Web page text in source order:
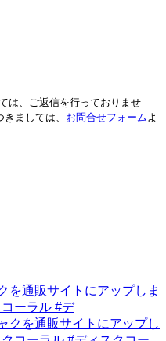
は、ご返信を行っておりませ
ましては、 お問合せフォーム よ
を通販サイトにアップしま
ーラル #デ